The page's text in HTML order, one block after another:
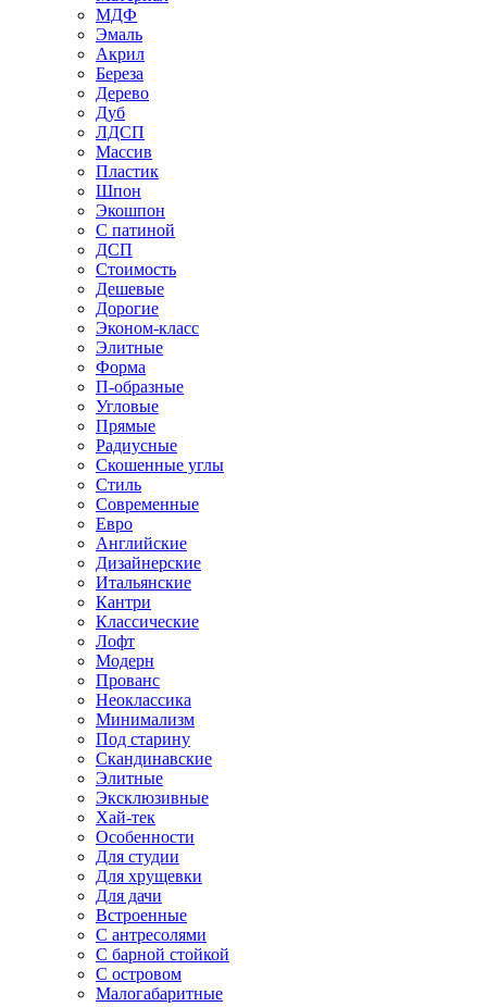
МДФ
Эмаль
Акрил
Береза
Дерево
Дуб
ЛДСП
Массив
Пластик
Шпон
Экошпон
С патиной
ДСП
Стоимость
Дешевые
Дорогие
Эконом-класс
Элитные
Форма
П-образные
Угловые
Прямые
Радиусные
Скошенные углы
Стиль
Современные
Евро
Английские
Дизайнерские
Итальянские
Кантри
Классические
Лофт
Модерн
Прованс
Неоклассика
Минимализм
Под старину
Скандинавские
Элитные
Эксклюзивные
Хай-тек
Особенности
Для студии
Для хрущевки
Для дачи
Встроенные
С антресолями
С барной стойкой
С островом
Малогабаритные